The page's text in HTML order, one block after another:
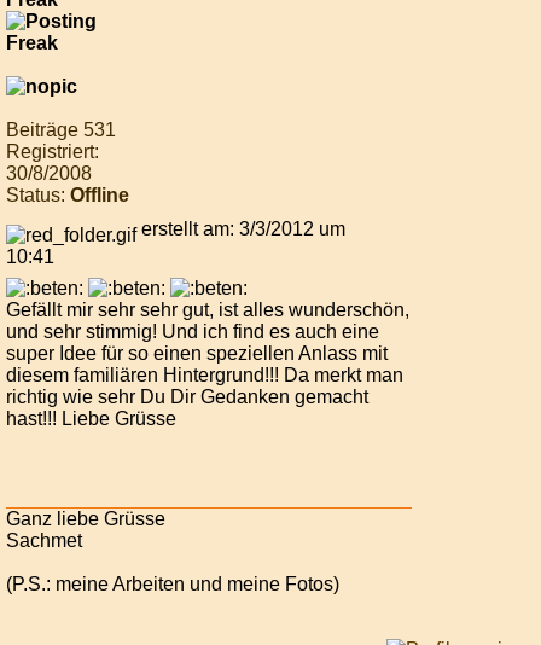
Beiträge 531
Registriert:
30/8/2008
Status: Offline
erstellt am: 3/3/2012 um
10:41
Gefällt mir sehr sehr gut, ist alles wunderschön,
und sehr stimmig! Und ich find es auch eine
super Idee für so einen speziellen Anlass mit
diesem familiären Hintergrund!!! Da merkt man
richtig wie sehr Du Dir Gedanken gemacht
hast!!! Liebe Grüsse
Ganz liebe Grüsse
Sachmet
(P.S.: meine Arbeiten und meine Fotos)